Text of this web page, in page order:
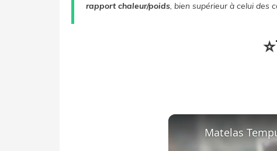
rapport chaleur/poids, bien supérieur à celui des
Matelas